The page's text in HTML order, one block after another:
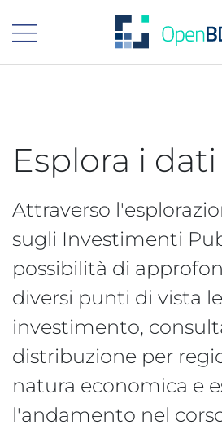
Visualizza menù principale
Esplora i dati
Attraverso
sugli Investimenti
possibilità di
diversi punti di vista
investimento,
distribuzione per
natura economica e
l'andamento nel